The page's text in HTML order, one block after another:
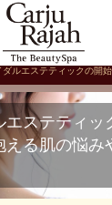
ダルエステティックの開
エステティ
る肌の悩み